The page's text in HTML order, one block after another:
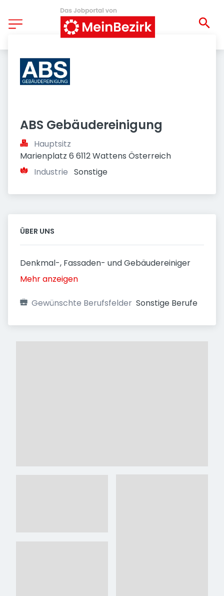
ABS Gebäudereinigung
Hauptsitz
Marienplatz 6 6112 Wattens Österreich
Industrie Sonstige
ÜBER UNS
Denkmal-, Fassaden- und Gebäudereiniger
Mehr anzeigen
Gewünschte Berufsfelder Sonstige Berufe